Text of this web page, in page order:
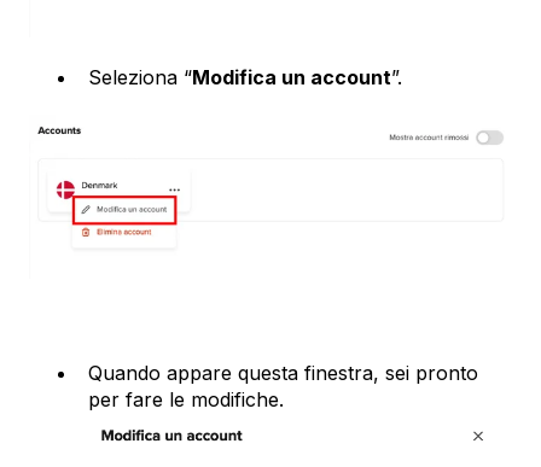
Seleziona “Modifica un account”.
Quando appare questa finestra, sei pronto
per fare le modifiche.